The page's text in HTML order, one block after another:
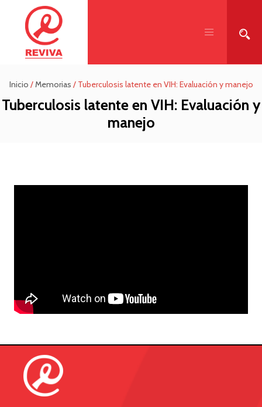
Inicio /Memorias / Tuberculosis latente en VIH: Evaluación y manejo
Tuberculosis latente en VIH: Evaluación y
manejo